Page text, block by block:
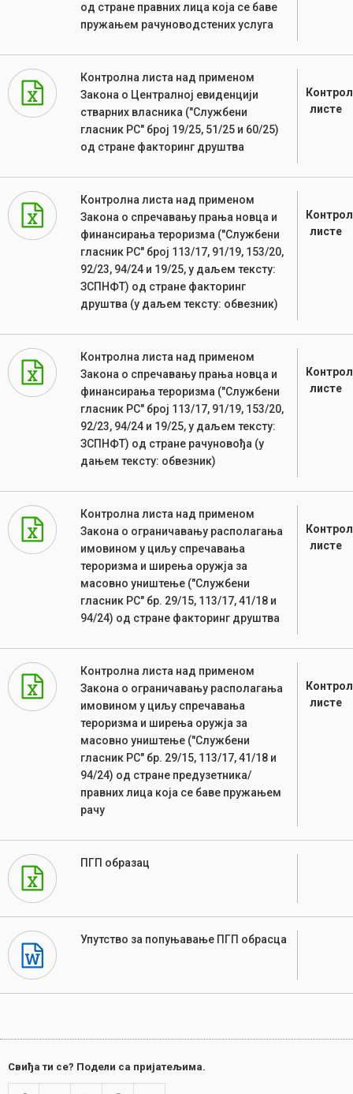
од стране правних лица која се баве
пружањем рачуноводстених услуга
Контролна листа над применом
Закона о Централној евиденцији
стварних власника ("Службени
гласник РС" број 19/25, 51/25 и 60/25)
од стране факторинг друштва
листе
Контролна листа над применом
Закона о спречавању прања новца и
финансирања тероризма ("Службени
гласник РС" број 113/17, 91/19, 153/20,
92/23, 94/24 и 19/25, у даљем тексту:
ЗСПНФТ) од стране факторинг
друштва (у даљем тексту: обвезник)
листе
Контролна листа над применом
Закона о спречавању прања новца и
финансирања тероризма ("Службени
гласник РС" број 113/17, 91/19, 153/20,
92/23, 94/24 и 19/25, у даљем тексту:
ЗСПНФТ) од стране рачуновођа (у
дањем тексту: обвезник)
листе
Контролна листа над применом
Закона о ограничавању располагања
имовином у циљу спречавања
тероризма и ширења оружја за
масовно уништење ("Службени
гласник РС" бр. 29/15, 113/17, 41/18 и
94/24) од стране факторинг друштва
листе
Контролна листа над применом
Закона о ограничавању располагања
имовином у циљу спречавања
тероризма и ширења оружја за
масовно уништење ("Службени
гласник РС" бр. 29/15, 113/17, 41/18 и
94/24) од стране предузетника/
правних лица која се баве пружањем
рачу
листе
ПГП образац
Упутство за попуњавање ПГП обрасца
Свиђа ти се? Подели са пријатељима.